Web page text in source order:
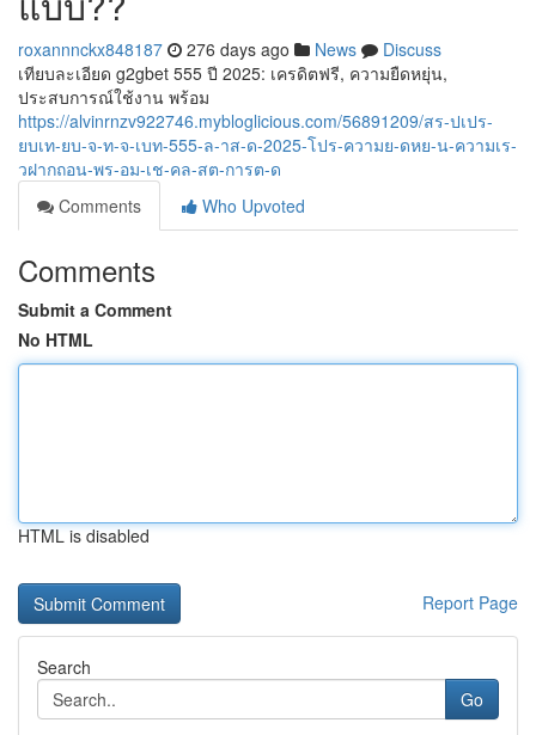
roxannnckx848187 276 days ago News
Discuss
เทียบละเอียด g2gbet 555 ปี 2025: เครดิตฟรี, ความยืดหยุ่น,
ประสบการณ์ใช้งาน พร้อม
https://alvinrnzv922746.mybloglicious.com/56891209/สร-ปเปร-
ยบเท-ยบ-จ-ท-จ-เบท-555-ล-าส-ด-2025-โปร-ความย-ดหย-น-ความเร-
วฝากถอน-พร-อม-เช-คล-สต-การต-ด
Comments
Who Upvoted
Comments
Submit a Comment
No HTML
HTML is disabled
Report Page
Search
Go